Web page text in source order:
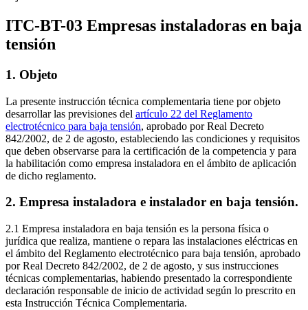
generales de la instalación
6. Protección para garantizar la seguridad
7. Condiciones particulares de instalación
ITC-BT-03 Empresas instaladoras en baja
tensión
1. Objeto
La presente instrucción técnica complementaria tiene por objeto
desarrollar las previsiones del artículo 22 del Reglamento
electrotécnico para baja tensión, aprobado por Real Decreto
842/2002, de 2 de agosto, estableciendo las condiciones y requisitos
que deben observarse para la certificación de la competencia y para
la habilitación como empresa instaladora en el ámbito de aplicación
de dicho reglamento.
2. Empresa instaladora e instalador en baja tensión.
2.1 Empresa instaladora en baja tensión es la persona física o
jurídica que realiza, mantiene o repara las instalaciones eléctricas en
el ámbito del Reglamento electrotécnico para baja tensión, aprobado
por Real Decreto 842/2002, de 2 de agosto, y sus instrucciones
técnicas complementarias, habiendo presentado la correspondiente
declaración responsable de inicio de actividad según lo prescrito en
esta Instrucción Técnica Complementaria.